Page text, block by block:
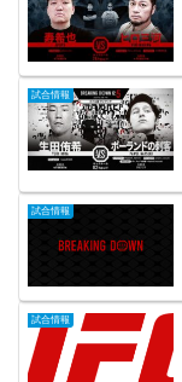
試合情報
試合情報
試合情報